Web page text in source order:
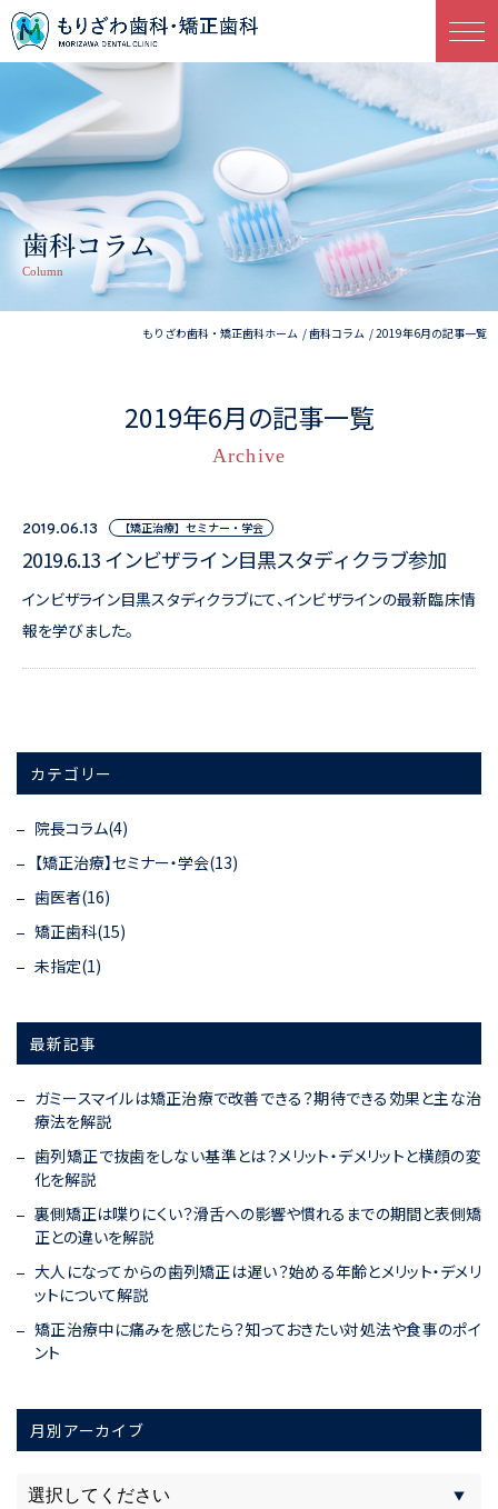
歯科コラム
Column
もりざわ歯科・矯正歯科ホーム 歯科コラム 2019年6月の記事一覧
2019年6月の記事一覧
Archive
2019.06.13 【矯正治療】セミナー・学会
2019.6.13 インビザライン目黒スタディクラブ参加
インビザライン目黒スタディクラブにて、インビザラインの最新臨床情
報を学びました。
カテゴリー
院長コラム(4)
【矯正治療】セミナー・学会(13)
歯医者(16)
矯正歯科(15)
未指定(1)
最新記事
ガミースマイルは矯正治療で改善できる？期待できる効果と主な治
療法を解説
歯列矯正で抜歯をしない基準とは？メリット・デメリットと横顔の変
化を解説
裏側矯正は喋りにくい？滑舌への影響や慣れるまでの期間と表側矯
正との違いを解説
大人になってからの歯列矯正は遅い？始める年齢とメリット・デメリ
ットについて解説
矯正治療中に痛みを感じたら？知っておきたい対処法や食事のポイ
ント
月別アーカイブ